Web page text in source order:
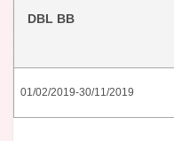
DBL BB
01/02/2019-30/11/2019